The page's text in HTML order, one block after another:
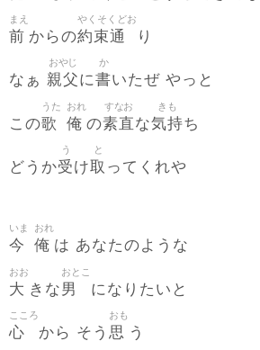
前
まえ
からの約束通
やくそくどお
り
なぁ 親父
おやじ
に書
か
いたぜ やっと
この歌
うた
俺
おれ
の素直
すなお
な気持
きも
ち
どうか受
う
け取
と
ってくれや
今
いま
俺
おれ
は あなたのような
大
おお
きな男
おとこ
になりたいと
心
こころ
から そう 思
おも
う